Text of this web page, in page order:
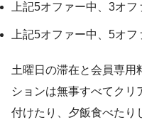
上記5オファー中、3オ
上記5オファー中、5オ
土曜日の滞在と会員専用
ションは無事すべてクリ
付けたり、夕飯食べたり